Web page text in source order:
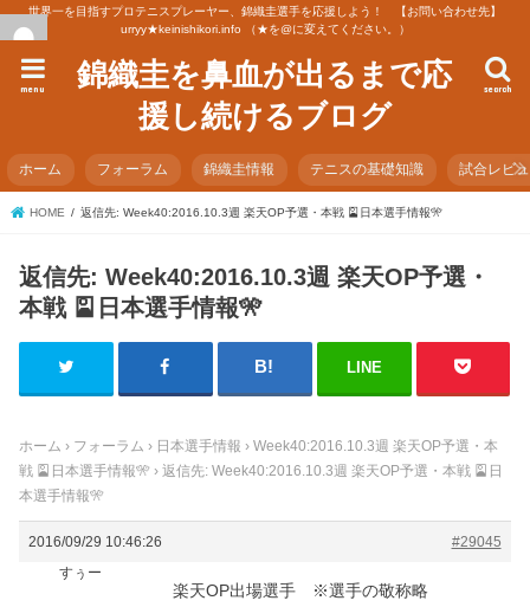
世界一を目指すプロテニスプレーヤー、錦織圭選手を応援しよう！ 【お問い合わせ先】
urryy★keinishikori.info （★を@に変えてください。）
錦織圭を鼻血が出るまで応
援し続けるブログ
search
menu
ホーム フォーラム 錦織圭情報 テニスの基礎知識 試合レビ
HOME 返信先: Week40:2016.10.3週 楽天OP予選・本戦 🎴日本選手情報🎌
返信先: Week40:2016.10.3週 楽天OP予選・
本戦 🎴日本選手情報🎌
LINE
ホーム › フォーラム › 日本選手情報 › Week40:2016.10.3週 楽天OP予選・本
戦 🎴日本選手情報🎌 › 返信先: Week40:2016.10.3週 楽天OP予選・本戦 🎴日
本選手情報🎌
2016/09/29 10:46:26
#29045
すぅー
楽天OP出場選手 ※選手の敬称略